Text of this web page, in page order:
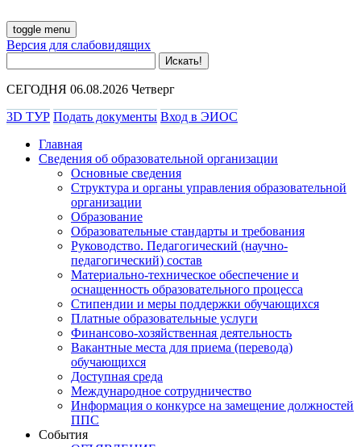
toggle menu
Версия для слабовидящих
СЕГОДНЯ 06.08.2026 Четверг
3D ТУР Подать документы Вход в ЭИОС
Главная
Сведения об образовательной организации
Основные сведения
Структура и органы управления образовательной
организации
Образование
Образовательные стандарты и требования
Руководство. Педагогический (научно-
педагогический) состав
Материально-техническое обеспечение и
оснащенность образовательного процесса
Стипендии и меры поддержки обучающихся
Платные образовательные услуги
Финансово-хозяйственная деятельность
Вакантные места для приема (перевода)
обучающихся
Доступная среда
Международное сотрудничество
Информация о конкурсе на замещение должностей
ППС
События